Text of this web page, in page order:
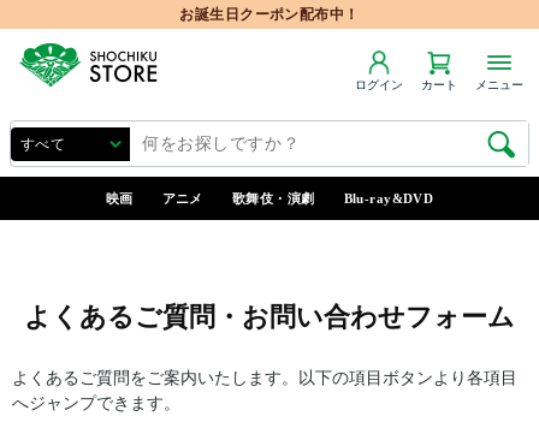
お誕生日クーポン配布中！
ログイン カート メニュー
映画 アニメ 歌舞伎・演劇 Blu-ray&DVD
よくあるご質問・お問い合わせフォーム
よくあるご質問をご案内いたします。以下の項目ボタンより各項目
へジャンプできます。